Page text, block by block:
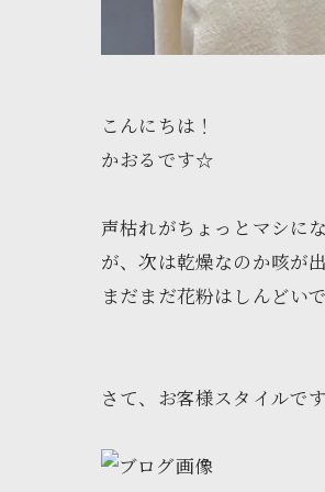
こんにちは！
かおるです☆
声枯れがちょっとマシに
が、次は乾燥なのか咳が
まだまだ花粉はしんどい
さて、お客様スタイルで